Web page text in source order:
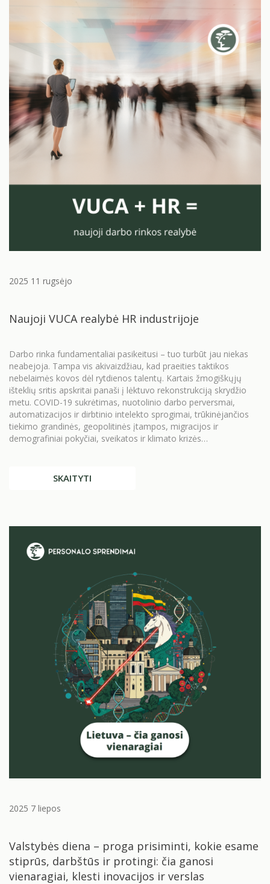
2025 11 rugsėjo
Naujoji VUCA realybė HR industrijoje
Darbo rinka fundamentaliai pasikeitusi – tuo turbūt jau niekas
neabejoja. Tampa vis akivaizdžiau, kad praeities taktikos
nebelaimės kovos dėl rytdienos talentų. Kartais žmogiškųjų
išteklių sritis apskritai panaši į lėktuvo rekonstrukciją skrydžio
metu. COVID-19 sukrėtimas, nuotolinio darbo perversmai,
automatizacijos ir dirbtinio intelekto sprogimai, trūkinėjančios
tiekimo grandinės, geopolitinės įtampos, migracijos ir
demografiniai pokyčiai, sveikatos ir klimato krizės…
SKAITYTI
2025 7 liepos
Valstybės diena – proga prisiminti, kokie esame
stiprūs, darbštūs ir protingi: čia ganosi
vienaragiai, klesti inovacijos ir verslas